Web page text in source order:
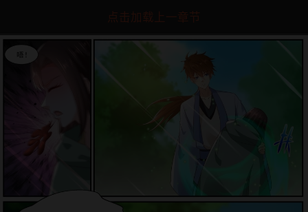
点击加载上一章节